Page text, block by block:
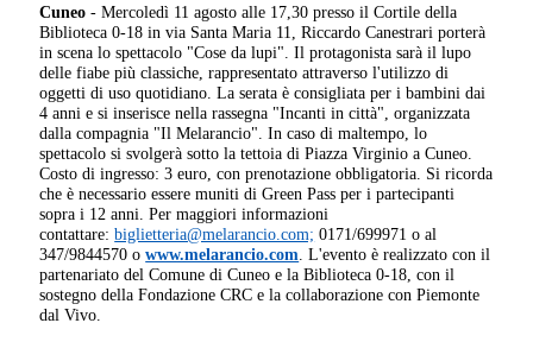
Cuneo - Mercoledì 11 agosto alle 17,30 presso il Cortile della
Biblioteca 0-18 in via Santa Maria 11, Riccardo Canestrari porterà
in scena lo spettacolo "Cose da lupi". Il protagonista sarà il lupo
delle fiabe più classiche, rappresentato attraverso l'utilizzo di
oggetti di uso quotidiano. La serata è consigliata per i bambini dai
4 anni e si inserisce nella rassegna "Incanti in città", organizzata
dalla compagnia "Il Melarancio". In caso di maltempo, lo
spettacolo si svolgerà sotto la tettoia di Piazza Virginio a Cuneo.
Costo di ingresso: 3 euro, con prenotazione obbligatoria. Si ricorda
che è necessario essere muniti di Green Pass per i partecipanti
sopra i 12 anni. Per maggiori informazioni
contattare:biglietteria@melarancio.com; 0171/699971 o al
347/9844570 owww.melarancio.com . L'evento è realizzato con il
partenariato del Comune di Cuneo e la Biblioteca 0-18, con il
sostegno della Fondazione CRC e la collaborazione con Piemonte
dal Vivo.